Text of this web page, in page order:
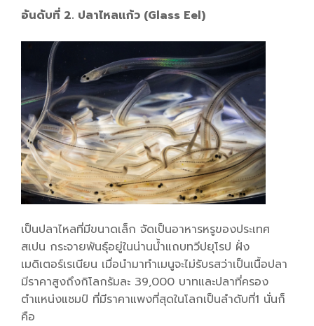
อันดับที่ 2. ปลาไหลแก้ว (Glass Eel)
เป็นปลาไหลที่มีขนาดเล็ก จัดเป็นอาหารหรูของประเทศ
สเปน กระจายพันธุ์อยู่ในน่านน้ำแถบทวีปยุโรป ฝั่ง
เมดิเตอร์เรเนียน เมื่อนำมาทำเมนูจะไม่รับรสว่าเป็นเนื้อปลา
มีราคาสูงถึงกิโลกรัมละ 39,000 บาทและปลาที่ครอง
ตำแหน่งแชมป์ ที่มีราคาแพงที่สุดในโลกเป็นลำดับที่1 นั่นก็
คือ